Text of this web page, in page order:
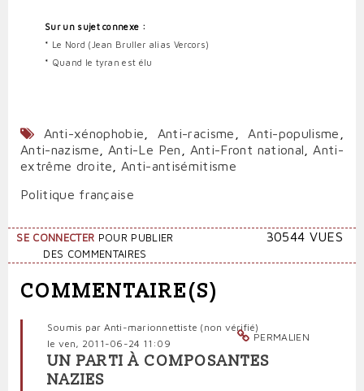
Sur un sujet connexe :
* Le Nord (Jean Bruller alias Vercors)
* Quand le tyran est élu
Anti-xénophobie Anti-racisme Anti-populisme
Anti-nazisme
Anti-Le Pen Anti-Front national
Anti-
extrême droite
Anti-antisémitisme
Politique française
SE CONNECTER POUR PUBLIER
DES COMMENTAIRES
30544 VUES
COMMENTAIRE(S)
PERMALIEN
Soumis par Anti-marionnettiste (non vérifié)
le ven, 2011-06-24 11:09
UN PARTI À COMPOSANTES
NAZIES